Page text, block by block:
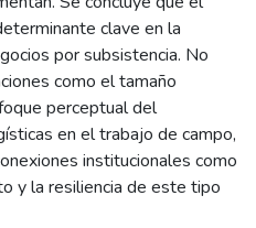
clave en la
por subsistencia. No
como el tamaño
perceptual del
en el trabajo de campo,
institucionales como
y la resiliencia de este tipo